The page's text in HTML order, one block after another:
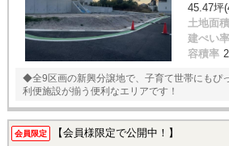
45.47坪
土地面積
建ぺい率
容積率
◆全9区画の新興分譲地で、子育て世帯にもぴ
利便施設が揃う便利なエリアです！
会員限定 【会員様限定で公開中！】